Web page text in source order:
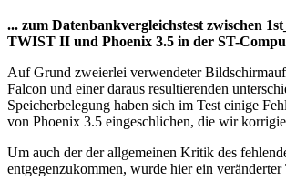
... zum Datenbankvergleichstest zwischen
TWIST II und Phoenix 3.5 in der ST-
Auf Grund zweierlei verwendeter
Falcon und einer daraus resultierenden
Speicherbelegung haben sich im Test einige
von Phoenix 3.5 eingeschlichen, die wir
Um auch der der allgemeinen Kritik des
entgegenzukommen, wurde hier ein veränderter